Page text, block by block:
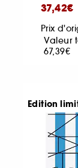
37,42€
Prix
Valeur
67,39€
Edition